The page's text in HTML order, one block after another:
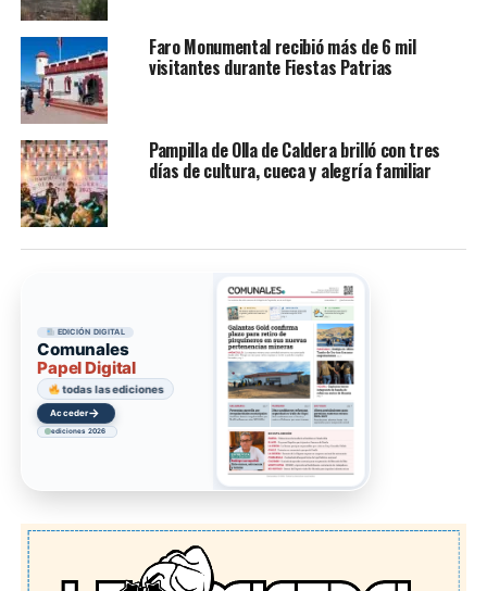
Faro Monumental recibió más de 6 mil
visitantes durante Fiestas Patrias
Pampilla de Olla de Caldera brilló con tres
días de cultura, cueca y alegría familiar
EDICIÓN DIGITAL
Comunales
Papel Digital
todas las ediciones
Acceder→
ediciones 2026